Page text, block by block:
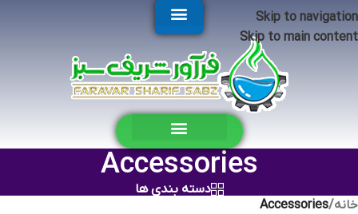
Skip to navigation
Skip to main content
Accessories
دسته بندی ها
خانه/
Accessories